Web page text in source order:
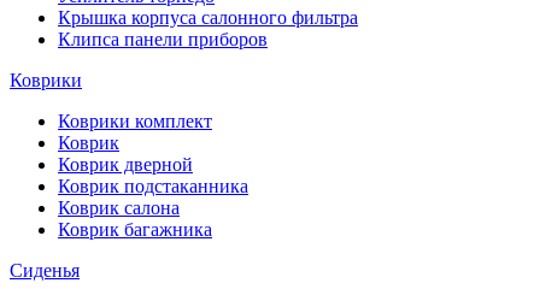
Крышка корпуса салонного фильтра
Клипса панели приборов
Коврики
Коврики комплект
Коврик
Коврик дверной
Коврик подстаканника
Коврик салона
Коврик багажника
Сиденья